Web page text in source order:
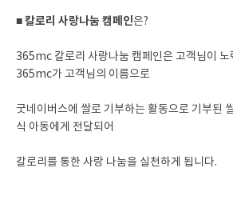
■칼로리 사랑나눔 캠페인은?
365mc 칼로리 사랑나눔 캠페인은 고객님이 노
365mc가 고객님의 이름으로
굿네이버스에 쌀로 기부하는 활동으로 기부된
식 아동에게 전달되어
칼로리를 통한 사랑 나눔을 실천하게 됩니다.